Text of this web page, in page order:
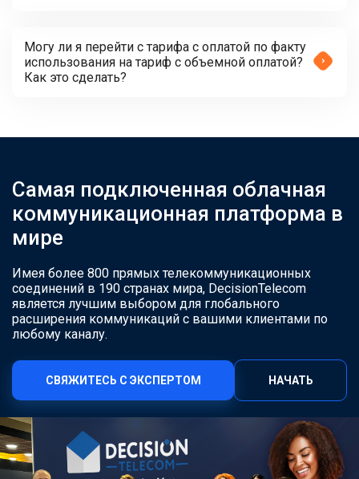
Могу ли я перейти с тарифа с оплатой по факту
использования на тариф с объемной оплатой?
Как это сделать?
Самая подключенная облачная
коммуникационная платформа в
мире
Имея более 800 прямых телекоммуникационных
соединений в 190 странах мира, DecisionTelecom
является лучшим выбором для глобального
расширения коммуникаций с вашими клиентами по
любому каналу.
СВЯЖИТЕСЬ С ЭКСПЕРТОМ НАЧАТЬ